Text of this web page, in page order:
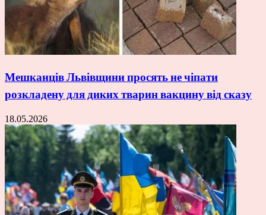
Мешканців Львівщини просять не чіпати
розкладену для диких тварин вакцину від сказу
18.05.2026